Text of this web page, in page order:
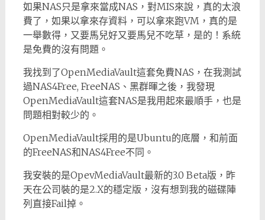
如果NAS只是拿來當成NAS，對MIS來說，真的太浪
費了，如果以拿來存資料，可以拿來跑VM，真的是
一舉數得，又要馬兒好又要馬兒不吃草，是的！系統
是免費的沒有問題。
我找到了OpenMediaVault這套免費NAS，在我測試
過NAS4Free, FreeNAS、黑群暉之後，我發現
OpenMediaVault這套NAS是我用起來最順手，也是
問題相對較少的。
OpenMediaVault採用的是Ubuntu的底層，和前面
的FreeNAS和NAS4Free不同。
我安裝的是OpevMediaVault最新的3.0 Beta版，昨
天在公司裝的是2.X的穩定版，沒有想到我的磁碟陣
列直接Fail掉。